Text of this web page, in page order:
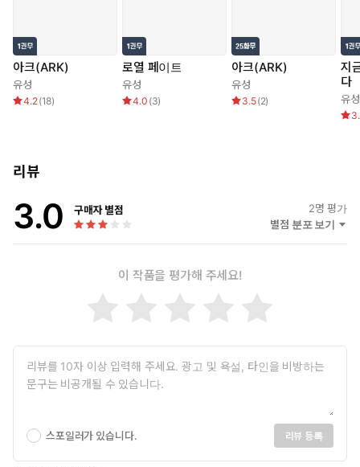
아크(ARK)
유성
4.2(18)
로열 페이트
유성
4.0 (3)
아크(ARK)
유성
3.5(2)
지
다
유성
리뷰
3.0 구매자 별점 2명 평가
별점 분포 보기
이 작품을 평가해 주세요!
스포일러가 있습니다. 리뷰 등록